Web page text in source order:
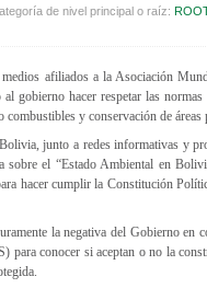
de nivel principal o raíz:
afiliados a la Asociación
gobierno hacer respetar las
y conservación de áreas
junto a redes informativas y
sobre el “Estado Ambiental en
hacer cumplir la Constitución
la negativa del Gobierno en
conocer si aceptan o no la